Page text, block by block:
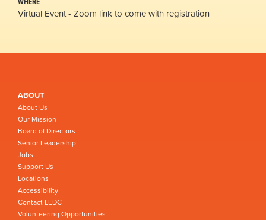
Virtual Event - Zoom link to come with registration
ABOUT
About Us
Our Mission
Board of Directors
Senior Leadership
Jobs
Support Us
Locations
Accessibility
Contact LEDC
Volunteering Opportunities